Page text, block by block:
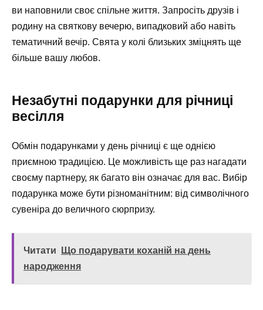
ви наповнили своє спільне життя. Запросіть друзів і
родину на святкову вечерю, випадковий або навіть
тематичний вечір. Свята у колі близьких зміцнять ще
більше вашу любов.
Незабутні подарунки для річниці
весілля
Обмін подарунками у день річниці є ще однією
приємною традицією. Це можливість ще раз нагадати
своєму партнеру, як багато він означає для вас. Вибір
подарунка може бути різноманітним: від символічного
сувеніра до величного сюрпризу.
Читати
Що подарувати коханій на день
народження